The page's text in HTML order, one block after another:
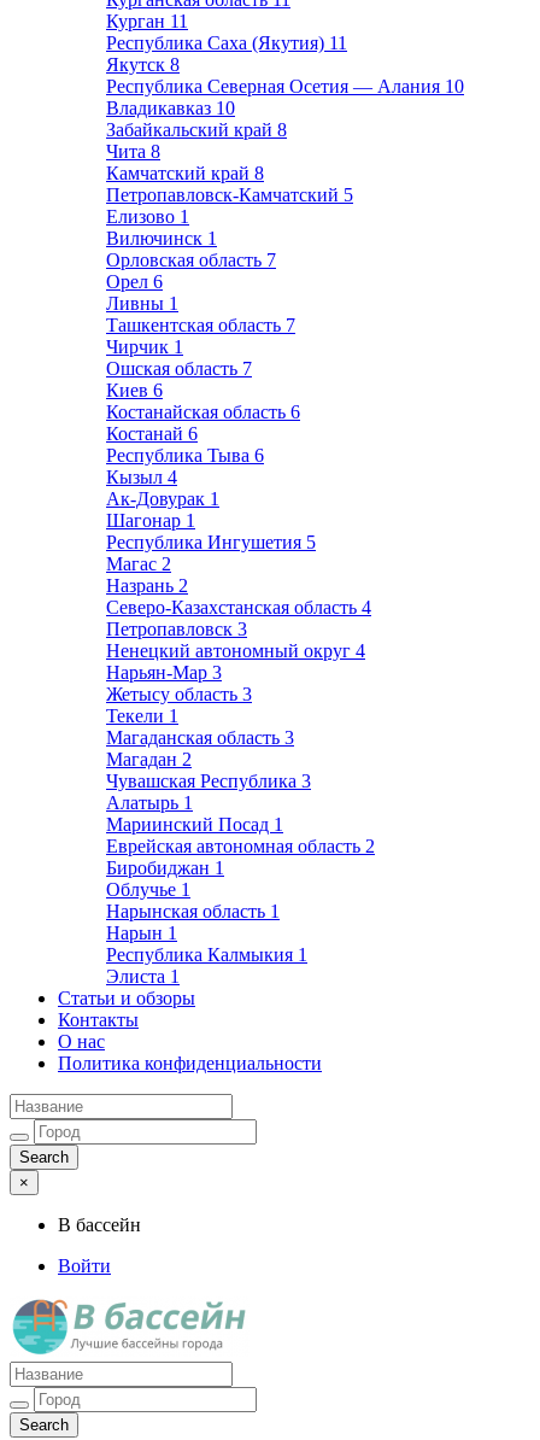
Курган 11
Республика Саха (Якутия) 11
Якутск 8
Республика Северная Осетия — Алания 10
Владикавказ 10
Забайкальский край 8
Чита 8
Камчатский край 8
Петропавловск-Камчатский 5
Елизово 1
Вилючинск 1
Орловская область 7
Орел 6
Ливны 1
Ташкентская область 7
Чирчик 1
Ошская область 7
Киев 6
Костанайская область 6
Костанай 6
Республика Тыва 6
Кызыл 4
Ак-Довурак 1
Шагонар 1
Республика Ингушетия 5
Магас 2
Назрань 2
Северо-Казахстанская область 4
Петропавловск 3
Ненецкий автономный округ 4
Нарьян-Мар 3
Жетысу область 3
Текели 1
Магаданская область 3
Магадан 2
Чувашская Республика 3
Алатырь 1
Мариинский Посад 1
Еврейская автономная область 2
Биробиджан 1
Облучье 1
Нарынская область 1
Нарын 1
Республика Калмыкия 1
Элиста 1
Статьи и обзоры
Контакты
О нас
Политика конфиденциальности
×
В бассейн
Войти
Лучшие бассейны города